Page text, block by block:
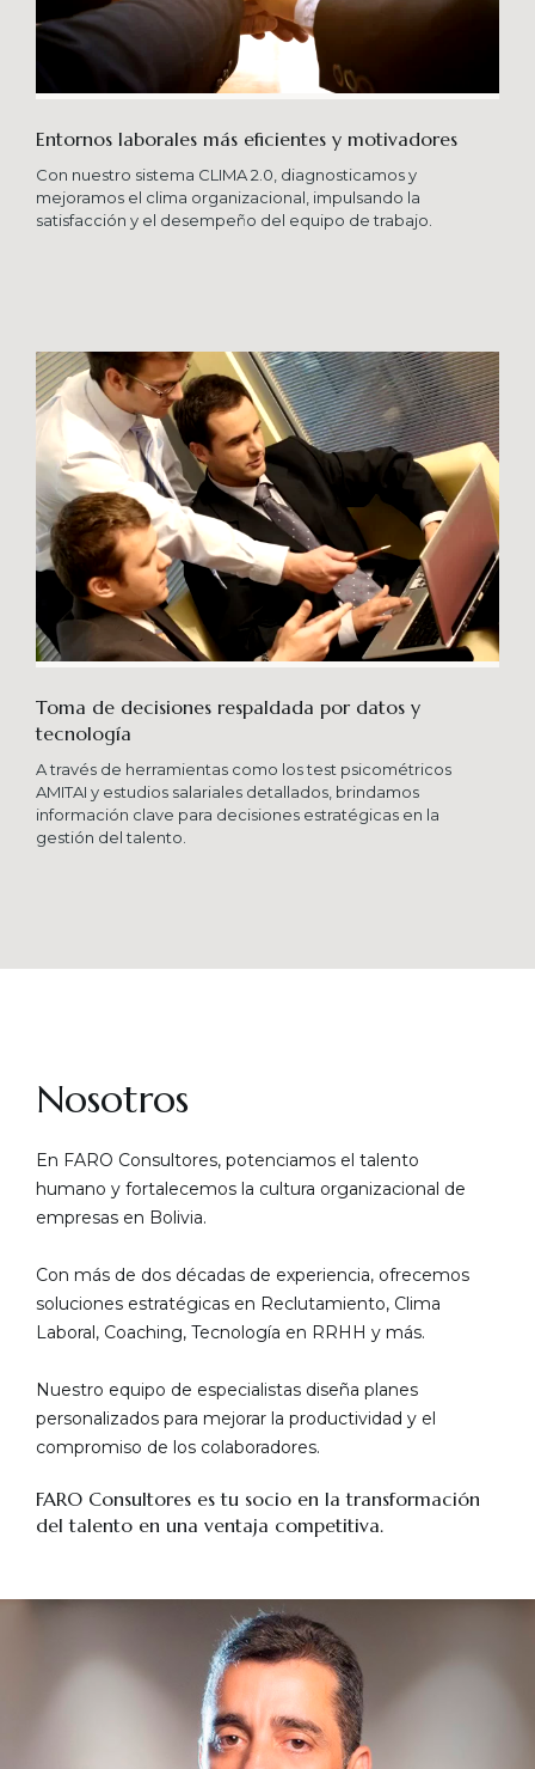
Entornos laborales más eficientes y motivadores
Con nuestro sistema CLIMA 2.0, diagnosticamos y
mejoramos el clima organizacional, impulsando la
satisfacción y el desempeño del equipo de trabajo.
Toma de decisiones respaldada por datos y
tecnología​
A través de herramientas como los test psicométricos
AMITAI y estudios salariales detallados, brindamos
información clave para decisiones estratégicas en la
gestión del talento.
Nosotros
En FARO Consultores, potenciamos el talento
humano y fortalecemos la cultura organizacional de
empresas en Bolivia.
Con más de dos décadas de experiencia, ofrecemos
soluciones estratégicas en Reclutamiento, Clima
Laboral, Coaching, Tecnología en RRHH y más.
Nuestro equipo de especialistas diseña planes
personalizados para mejorar la productividad y el
compromiso de los colaboradores.
FARO Consultores es tu socio en la transformación
del talento en una ventaja competitiva.